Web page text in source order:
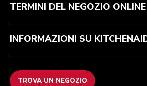
TERMINI DEL NEGOZIO ONLINE
INFORMAZIONI SU
TROVA UN NEGOZIO